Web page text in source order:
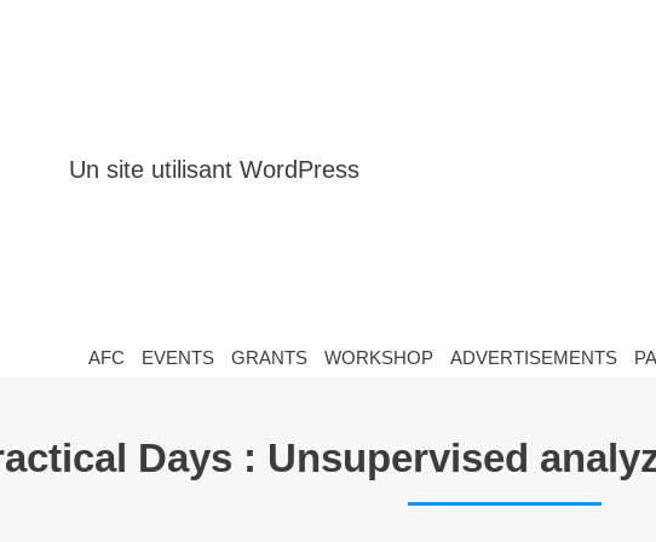
Un site utilisant WordPress
AFC EVENTS GRANTS WORKSHOP ADVERTISEMENTS
Days : Unsupervised